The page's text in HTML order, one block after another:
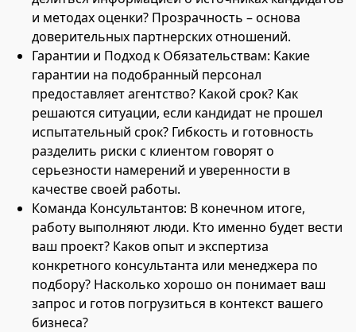
и методах оценки? Прозрачность – основа
доверительных партнерских отношений.
Гарантии и Подход к Обязательствам: Какие
гарантии на подобранный персонал
предоставляет агентство? Какой срок? Как
решаются ситуации, если кандидат не прошел
испытательный срок? Гибкость и готовность
разделить риски с клиентом говорят о
серьезности намерений и уверенности в
качестве своей работы.
Команда Консультантов: В конечном итоге,
работу выполняют люди. Кто именно будет вести
ваш проект? Каков опыт и экспертиза
конкретного консультанта или менеджера по
подбору? Насколько хорошо он понимает ваш
запрос и готов погрузиться в контекст вашего
бизнеса?